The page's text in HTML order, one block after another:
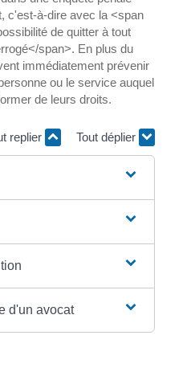
c'est-à-dire avec la <span
de quitter à tout
span>. En plus du
immédiatement prévenir
ou le service auquel
de leurs droits.
replier Tout déplier
d'un avocat